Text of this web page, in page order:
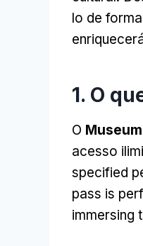
lo de
1. O
O
acesso
specified
pass is
immersing